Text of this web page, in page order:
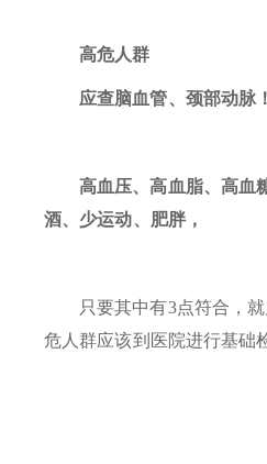
高危人群
应查脑血管、颈部动脉 ！
高血压、高血脂、高血
酒、少运动、肥胖，
只要其中有3点符合，
危人群应该到 医院进行基础